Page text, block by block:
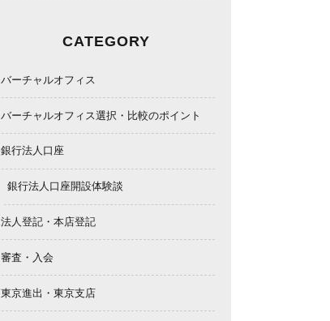
CATEGORY
バーチャルオフィス
バーチャルオフィス選択・比較のポイント
銀行法人口座
銀行法人口座開設体験談
法人登記・本店登記
審査・入会
東京進出・東京支店